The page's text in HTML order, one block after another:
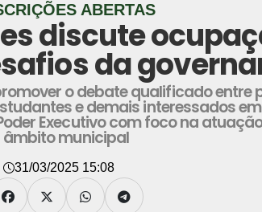
ABERTAS
discute
da
o debate qualificado entre
e demais interessados
Executivo com foco na
âmbito municipal
31/03/2025 15:08